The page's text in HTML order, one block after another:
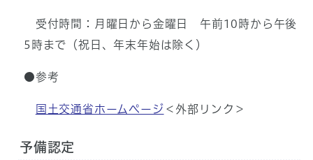
受付時間：月曜日から金曜日 午前10時から午後
5時まで（祝日、年末年始は除く）
●参考
国土交通省ホームページ ＜外部リンク＞
予備認定